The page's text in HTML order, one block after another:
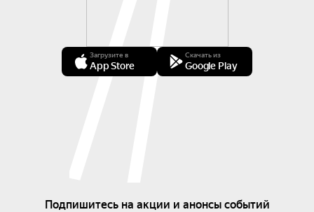
Загрузите в
App Store
Скачать из
Google Play
Подпишитесь на акции и анонсы событий